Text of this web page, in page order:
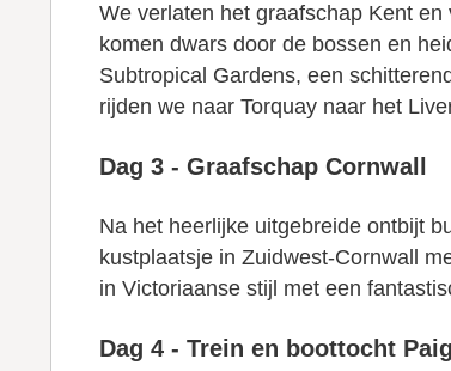
We verlaten het graafschap Kent
komen dwars door de bossen en
Subtropical Gardens, een
rijden we naar Torquay naar het
Dag 3 - Graafschap Cornwall
Na het heerlijke uitgebreide ontbijt
kustplaatsje in Zuidwest-Cornwall
in Victoriaanse stijl met een
Dag 4 - Trein en boottocht